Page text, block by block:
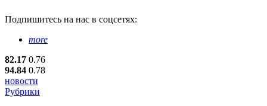
Подпишитесь на нас в соцсетях:
more
82.17 0.76
94.84 0.78
новости
Рубрики